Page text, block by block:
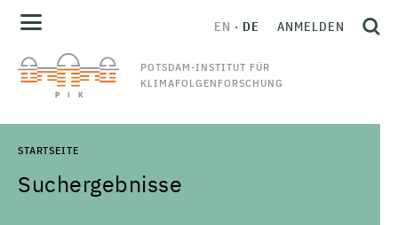
POTSDAM-INSTITUT FÜR
KLIMAFOLGENFORSCHUNG
EN DE ANMELDEN
STARTSEITE
Suchergebnisse